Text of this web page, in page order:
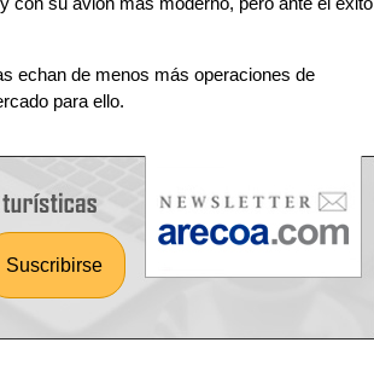
echan de menos más operaciones de
para ello.